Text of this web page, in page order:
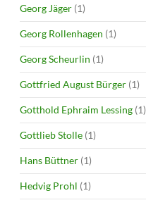
Georg Jäger (1)
Georg Rollenhagen (1)
Georg Scheurlin (1)
Gottfried August Bürger (1)
Gotthold Ephraim Lessing (1)
Gottlieb Stolle (1)
Hans Büttner (1)
Hedvig Prohl (1)